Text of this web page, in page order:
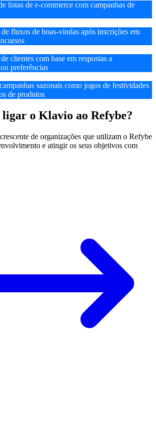
listas de e-commerce com campanhas de
fluxos de boas-vindas após inscrições em
clientes com base em respostas a
preferências
sazonais como jogos de festividades
de produtos
o Klavio ao Refybe?
de organizações que utilizam o Refybe
e atingir os seus objetivos com